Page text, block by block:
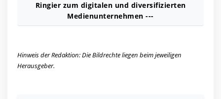
Ringier zum digitalen und diversifizierten
Medienunternehmen ---
Hinweis der Redaktion: Die Bildrechte liegen beim jeweiligen
Herausgeber.